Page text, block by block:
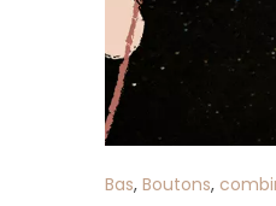
Bas, Boutons,